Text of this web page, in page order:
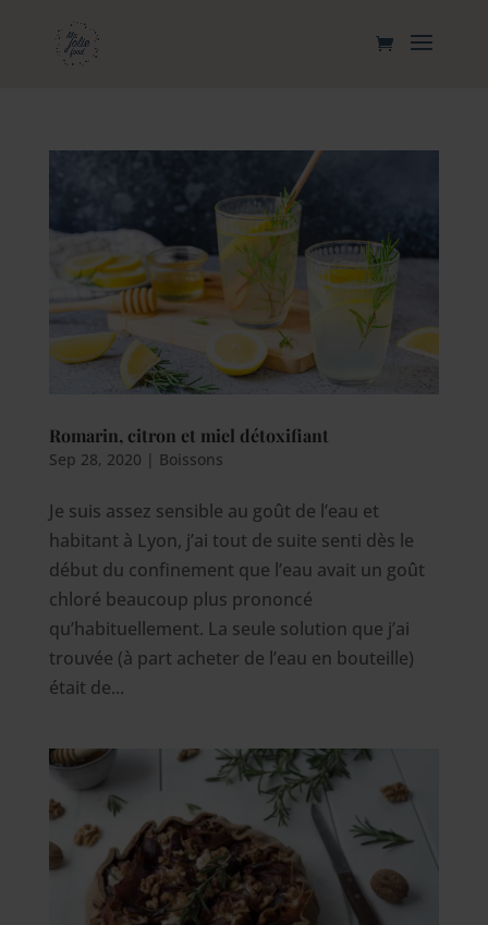
Romarin, citron et miel détoxifiant
Sep 28, 2020 | Boissons
Je suis assez sensible au goût de l’eau et
habitant à Lyon, j’ai tout de suite senti dès le
début du confinement que l’eau avait un goût
chloré beaucoup plus prononcé
qu’habituellement. La seule solution que j’ai
trouvée (à part acheter de l’eau en bouteille)
était de...